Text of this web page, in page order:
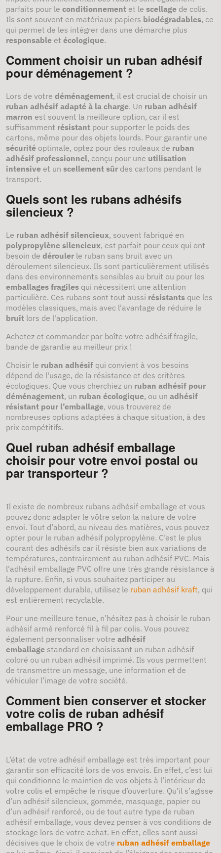
parfaits pour le conditionnement et le scellage de colis.
Ils sont souvent en matériaux papiers biodégradables, ce
qui permet de les intégrer dans une démarche plus
responsable et écologique.
Comment choisir un ruban adhésif
pour déménagement ?
Lors de votre déménagement, il est crucial de choisir un
ruban adhésif adapté à la charge. Un ruban adhésif
marron est souvent la meilleure option, car il est
suffisamment résistant pour supporter le poids des
cartons, même pour des objets lourds. Pour garantir une
sécurité optimale, optez pour des rouleaux de ruban
adhésif professionnel, conçu pour une utilisation
intensive et un scellement sûr des cartons pendant le
transport.
Quels sont les rubans adhésifs
silencieux ?
Le ruban adhésif silencieux, souvent fabriqué en
polypropylène silencieux, est parfait pour ceux qui ont
besoin de dérouler le ruban sans bruit avec un
déroulement silencieux. Ils sont particulièrement utilisés
dans des environnements sensibles au bruit ou pour les
emballages fragiles qui nécessitent une attention
particulière. Ces rubans sont tout aussi résistants que les
modèles classiques, mais avec l'avantage de réduire le
bruit lors de l'application.
Achetez et commander par boîte votre adhésif fragile,
bande de garantie au meilleur prix !
Choisir le ruban adhésif qui convient à vos besoins
dépend de l'usage, de la résistance et des critères
écologiques. Que vous cherchiez un ruban adhésif pour
déménagement, un ruban écologique, ou un adhésif
résistant pour l’emballage, vous trouverez de
nombreuses options adaptées à chaque situation, à des
prix compétitifs.
Quel ruban adhésif emballage
choisir pour votre envoi postal ou
par transporteur ?
Il existe de nombreux rubans adhésif emballage et vous
pouvez donc adapter le vôtre selon la nature de votre
envoi. Tout d’abord, au niveau des matières, vous pouvez
opter pour le ruban adhésif polypropylène. C’est le plus
courant des adhésifs car il résiste bien aux variations de
températures, contrairement au ruban adhésif PVC. Mais
l'adhésif emballage PVC offre une très grande résistance à
la rupture. Enfin, si vous souhaitez participer au
développement durable, utilisez le ruban adhésif kraft, qui
est entièrement recyclable.
Pour une meilleure tenue, n’hésitez pas à choisir le ruban
adhésif armé renforcé fil à fil par colis. Vous pouvez
également personnaliser votre adhésif
emballage standard en choisissant un ruban adhésif
coloré ou un ruban adhésif imprimé. Ils vous permettent
de transmettre un message, une information et de
véhiculer l’image de votre société.
Comment bien conserver et stocker
votre colis de ruban adhésif
emballage PRO ?
L’état de votre adhésif emballage est très important pour
garantir son efficacité lors de vos envois. En effet, c’est lui
qui conditionne le maintien de vos objets à l’intérieur de
votre colis et empêche le risque d’ouverture. Qu’il s’agisse
d’un adhésif silencieux, gommée, masquage, papier ou
d’un adhésif renforcé, ou de tout autre type de ruban
adhésif emballage, vous devez penser à vos conditions de
stockage lors de votre achat. En effet, elles sont aussi
décisives que le choix de votre ruban adhésif emballage